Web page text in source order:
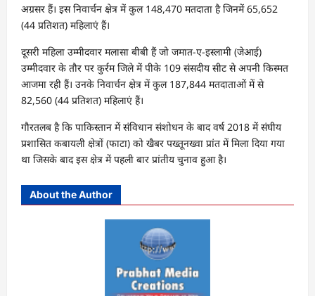
अग्रसर हैं। इस निवार्चन क्षेत्र में कुल 148,470 मतदाता है जिनमें 65,652
(44 प्रतिशत) महिलाएं हैं।
दूसरी महिला उम्मीदवार मलासा बीबी हैं जो जमात-ए-इस्लामी (जेआई)
उम्मीदवार के तौर पर कुर्रम जिले में पीके 109 संसदीय सीट से अपनी किस्मत
आजमा रही हैं। उनके निवार्चन क्षेत्र में कुल 187,844 मतदाताओं में से
82,560 (44 प्रतिशत) महिलाएं हैं।
गौरतलब है कि पाकिस्तान में संविधान संशोधन के बाद वर्ष 2018 में संघीय
प्रशासित कबायली क्षेत्रों (फाटा) को खैबर पख्तूनख्वा प्रांत में मिला दिया गया
था जिसके बाद इस क्षेत्र में पहली बार प्रांतीय चुनाव हुआ है।
About the Author